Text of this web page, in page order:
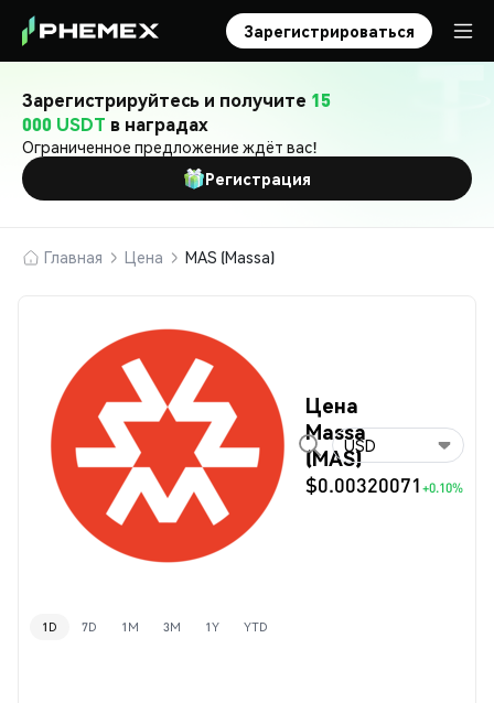
Зарегистрироваться
Зарегистрируйтесь и получите 15
000 USDT в наградах
Ограниченное предложение ждёт вас!
Регистрация
Главная Цена MAS (Massa)
Цена
Massa
(MAS)
$0.00320071 +0.10%
USD
1D 7D 1M 3M 1Y YTD